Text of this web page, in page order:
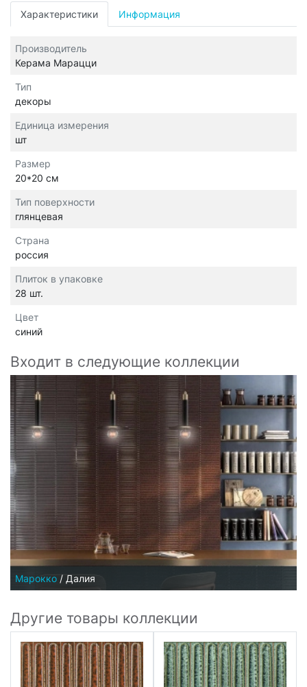
Характеристики Информация
Производитель
Керама Марацци
Тип
декоры
Единица измерения
шт
Размер
20*20 см
Тип поверхности
глянцевая
Страна
россия
Плиток в упаковке
28 шт.
Цвет
синий
Входит в следующие коллекции
Марокко / Далия
Другие товары коллекции